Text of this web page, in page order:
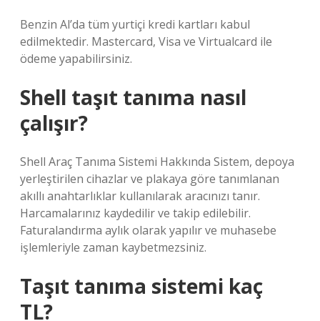
Benzin Al’da tüm yurtiçi kredi kartları kabul
edilmektedir. Mastercard, Visa ve Virtualcard ile
ödeme yapabilirsiniz.
Shell taşıt tanıma nasıl
çalışır?
Shell Araç Tanıma Sistemi Hakkında Sistem, depoya
yerleştirilen cihazlar ve plakaya göre tanımlanan
akıllı anahtarlıklar kullanılarak aracınızı tanır.
Harcamalarınız kaydedilir ve takip edilebilir.
Faturalandırma aylık olarak yapılır ve muhasebe
işlemleriyle zaman kaybetmezsiniz.
Taşıt tanıma sistemi kaç
TL?